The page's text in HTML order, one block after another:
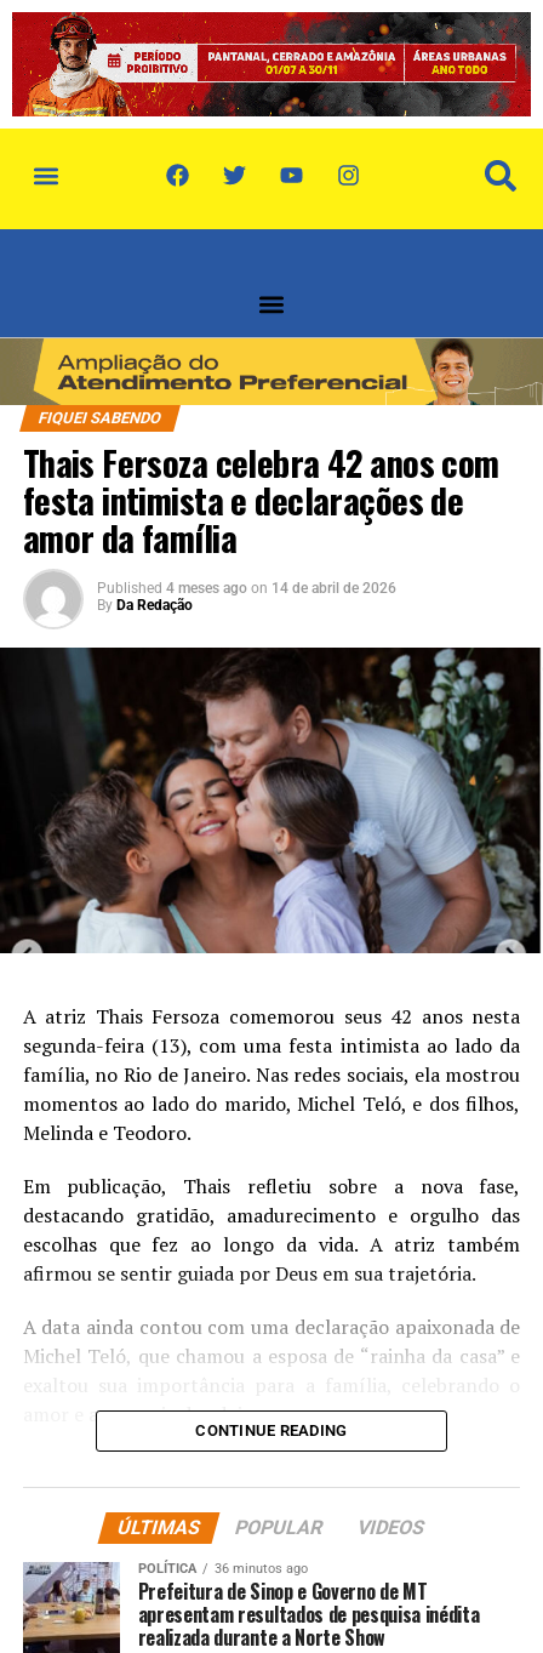
FIQUEI SABENDO
Thais Fersoza celebra 42 anos com
festa intimista e declarações de
amor da família
Published 4 meses ago on 14 de abril de 2026
By Da Redação
A atriz Thais Fersoza comemorou seus 42 anos nesta
segunda-feira (13), com uma festa intimista ao lado da
família, no Rio de Janeiro. Nas redes sociais, ela mostrou
momentos ao lado do marido,Michel Teló, e dos filhos,
Melinda e Teodoro.
Em publicação, Thais refletiu sobre a nova fase,
destacando gratidão, amadurecimento e orgulho das
escolhas que fez ao longo da vida. A atriz também
afirmou se sentir guiada por Deus em sua trajetória.
A data ainda contou com uma declaração apaixonada de
Michel Teló, que chamou a esposa de “rainha da casa” e
exaltou sua importância para a família, celebrando o
amor e a parceria dos dois.
CONTINUE READING
ÚLTIMAS POPULAR VIDEOS
POLÍTICA 36 minutos ago
Prefeitura de Sinop e Governo de MT
apresentam resultados de pesquisa inédita
realizada durante a Norte Show